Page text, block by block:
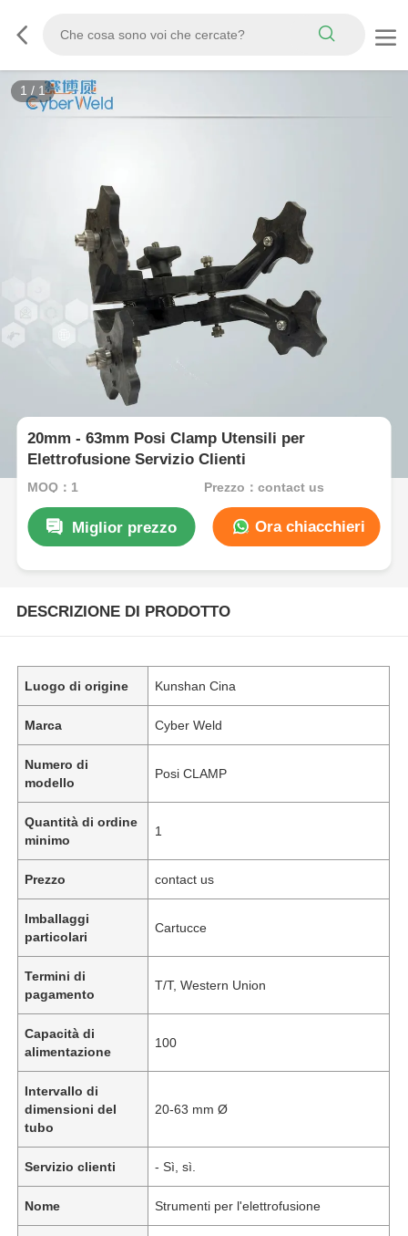
1 / 1
20mm - 63mm Posi Clamp Utensili per
Elettrofusione Servizio Clienti
MOQ：1 Prezzo：contact us
Miglior prezzo Ora chiacchieri
DESCRIZIONE DI PRODOTTO
Luogo di origine Kunshan Cina
Marca Cyber Weld
Numero di
modello
Posi CLAMP
Quantità di ordine
minimo
1
Prezzo contact us
Imballaggi
particolari
Cartucce
Termini di
pagamento
T/T, Western Union
Capacità di
alimentazione
100
Intervallo di
dimensioni del
tubo
20-63 mm Ø
Servizio clienti - Sì, sì.
Nome Strumenti per l'elettrofusione